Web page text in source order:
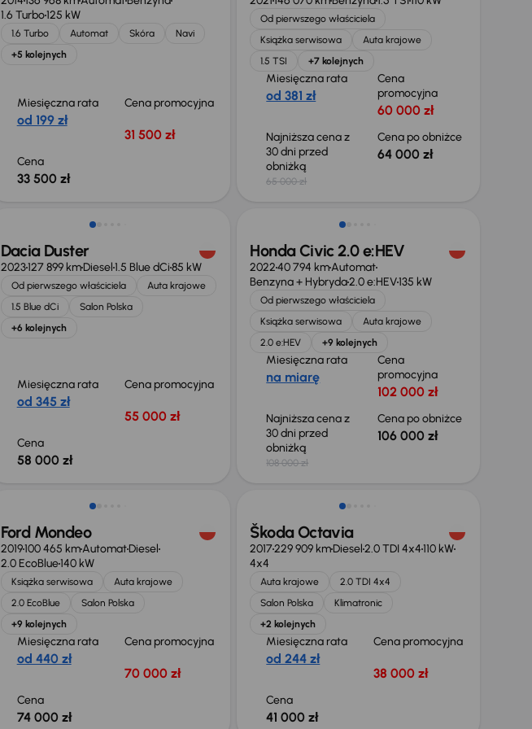
1.6 Turbo125 kW
1.6 Turbo Automat Skóra
Navi
+5 kolejnych
Miesięczna rata
od 199 zł
Cena promocyjna
31 500 zł
Cena
33 500 zł
Od pierwszego właściciela
Książka serwisowa
Auta krajowe
1.5 TSI
+7 kolejnych
Miesięczna rata
od 381 zł
Cena
promocyjna
60 000 zł
Najniższa cena z
30 dni przed
obniżką
65 000 zł
Cena po obniżce
64 000 zł
Możliwość odliczenia VAT
Dacia Duster
2023127 899 kmDiesel1.5 Blue dCi85 kW
Od pierwszego właściciela
Auta krajowe
1.5 Blue dCi
Salon Polska
+6 kolejnych
Miesięczna rata
od 345 zł
Cena promocyjna
55 000 zł
Cena
58 000 zł
Taniej o 2 000 zł
Honda Civic 2.0 e:HEV
202240 794 kmAutomat
Benzyna + Hybryda2.0 e:HEV135 kW
Od pierwszego właściciela
Książka serwisowa
Auta krajowe
2.0 e:HEV
+9 kolejnych
Miesięczna rata
na miarę
Cena
promocyjna
102 000 zł
Najniższa cena z
30 dni przed
obniżką
108 000 zł
Cena po obniżce
106 000 zł
Ford Mondeo
2019100 465 kmAutomatDiesel
2.0 EcoBlue140 kW
Książka serwisowa
Auta krajowe
2.0 EcoBlue
Salon Polska
+9 kolejnych
Miesięczna rata
od 440 zł
Cena promocyjna
70 000 zł
Cena
74 000 zł
Škoda Octavia
2017229 909 kmDiesel2.0 TDI 4x4110 kW
4x4
Auta krajowe
2.0 TDI 4x4
Salon Polska
Klimatronic
+2 kolejnych
Miesięczna rata
od 244 zł
Cena promocyjna
38 000 zł
Cena
41 000 zł